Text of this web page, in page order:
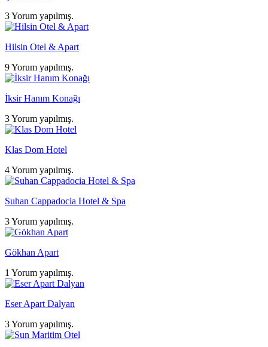
3 Yorum yapılmış.
Hilsin Otel & Apart
9 Yorum yapılmış.
İksir Hanım Konağı
3 Yorum yapılmış.
Klas Dom Hotel
4 Yorum yapılmış.
Suhan Cappadocia Hotel & Spa
3 Yorum yapılmış.
Gökhan Apart
1 Yorum yapılmış.
Eser Apart Dalyan
3 Yorum yapılmış.